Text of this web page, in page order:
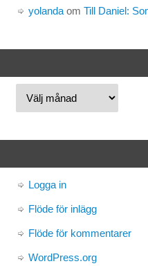
yolandaom Till Daniel:
Logga in
Flöde för inlägg
Flöde för kommentarer
WordPress.org